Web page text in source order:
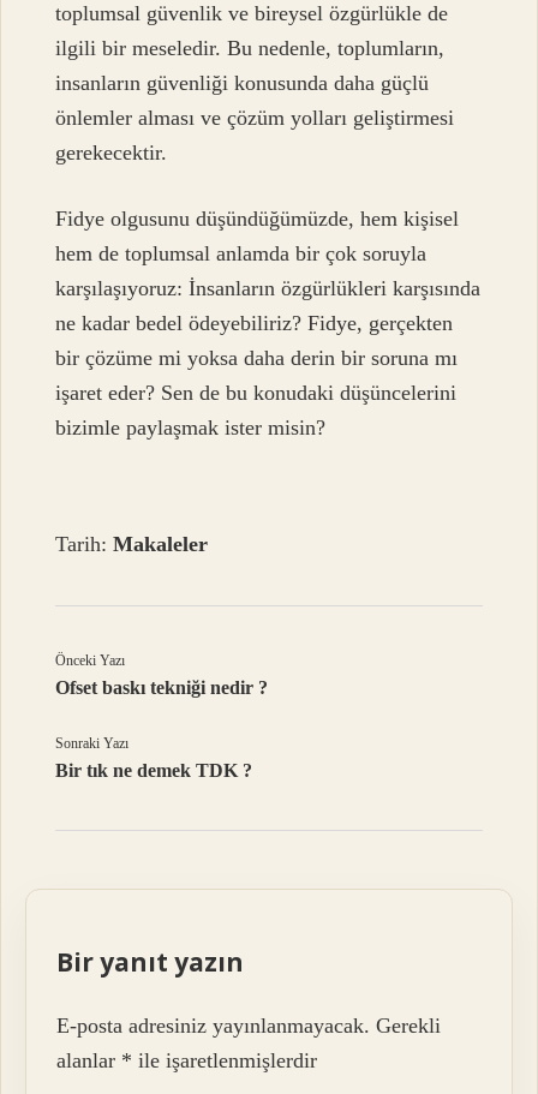
toplumsal güvenlik ve bireysel özgürlükle de
ilgili bir meseledir. Bu nedenle, toplumların,
insanların güvenliği konusunda daha güçlü
önlemler alması ve çözüm yolları geliştirmesi
gerekecektir.
Fidye olgusunu düşündüğümüzde, hem kişisel
hem de toplumsal anlamda bir çok soruyla
karşılaşıyoruz: İnsanların özgürlükleri karşısında
ne kadar bedel ödeyebiliriz? Fidye, gerçekten
bir çözüme mi yoksa daha derin bir soruna mı
işaret eder? Sen de bu konudaki düşüncelerini
bizimle paylaşmak ister misin?
Tarih:Makaleler
Önceki Yazı
Ofset baskı tekniği nedir ?
Sonraki Yazı
Bir tık ne demek TDK ?
Bir yanıt yazın
E-posta adresiniz yayınlanmayacak. Gerekli
alanlar * ile işaretlenmişlerdir